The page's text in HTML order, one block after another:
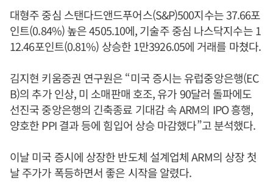
대형주 중심 스탠다드앤드푸어스(S&P)500지수는 37.66포
인트(0.84%) 높은 4505.10에, 기술주 중심 나스닥지수는 1
12.46포인트(0.81%) 상승한 1만3926.05에 거래를 마쳤다.
김지현 키움증권 연구원은 “미국 증시는 유럽중앙은행(EC
B)의 추가 인상, 미 소매판매 호조, 유가 90달러 돌파에도
선진국 중앙은행의 긴축종료 기대감 속 ARM의 IPO 흥행,
양호한 PPI 결과 등에 힘입어 상승 마감했다”고 분석했다.
이날 미국 증시에 상장한 반도체 설계업체 ARM의 상장 첫
날 주가가 폭등하면서 좋은 시작을 알렸다.